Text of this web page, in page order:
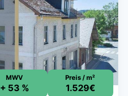
MWV
+ 53 %
Preis / m²
1.529€